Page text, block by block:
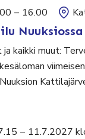
– 16.00
Nuuksiossa
kaikki muut:
– 11.7.2027